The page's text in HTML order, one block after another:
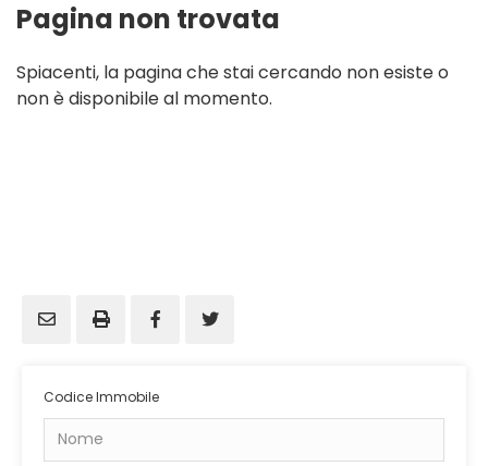
Pagina non trovata
Spiacenti, la pagina che stai cercando non esiste o
non è disponibile al momento.
Codice Immobile